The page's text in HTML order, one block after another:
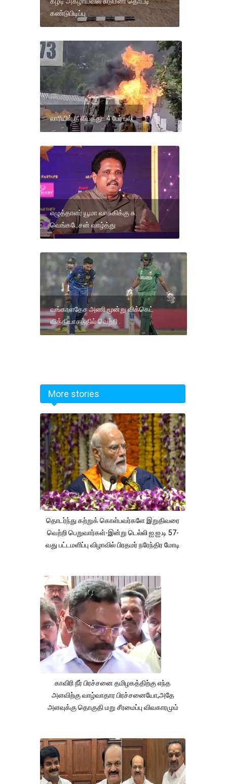
கண்டுபிடிப்பு
லாரியில் தீ விபத்து.. 4 பேர் பலி
எழுத்தாளர் யூமா வாசுகிக்கு சு.
வெங்கடேசன் வாழ்த்து
வங்காளதேச அணி மூன்று விக்கெட்
வித்தியாசத்தில் வெற்றி .
More stories
தொடர்ந்து கற்றுக் கொள்பவர்களே இறுதிவரை
வெற்றி பெறுவார்கள்-இன்று டெல்லி ஐ.ஐ.டி 57-
வது பட்டமளிப்பு விழாவில் பிரதமர் நரேந்திர மோடி
காவிரி நீர் பிரச்சனை தமிழகத்திற்கு எந்த
அளவிற்கு வாழ்வாதார பிரச்சனையோ,அதே
அளவுக்கு தொகுதி மறு சீரமைப்பு விவகாரமும்